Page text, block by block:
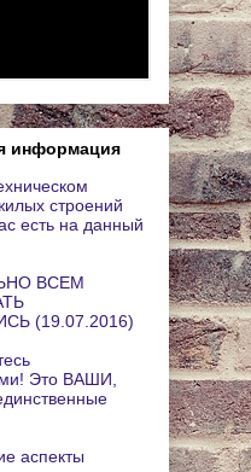
информация
строений
есть на данный
ВСЕМ
(19.07.2016)
Это ВАШИ,
аспекты